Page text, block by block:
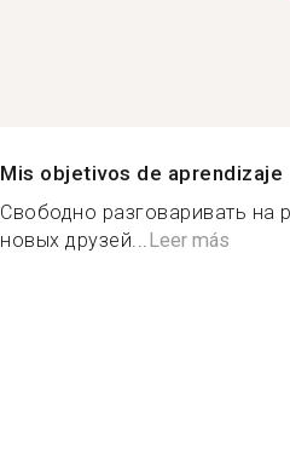
Mis objetivos de aprendizaje
Свободно разговаривать на
новых друзей... Leer más